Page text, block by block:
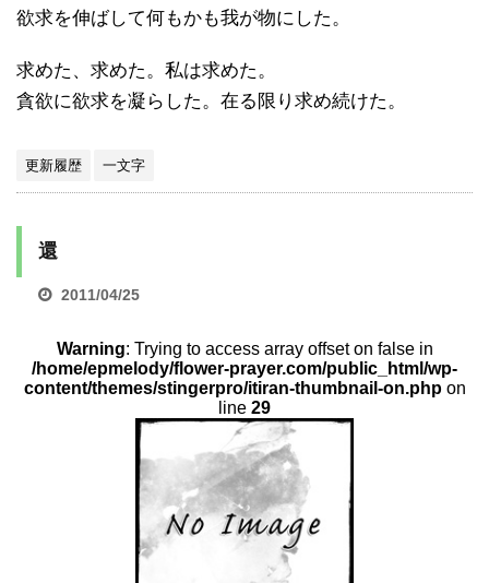
欲求を伸ばして何もかも我が物にした。
求めた、求めた。私は求めた。
貪欲に欲求を凝らした。在る限り求め続けた。
更新履歴 一文字
還
2011/04/25
Warning: Trying to access array offset on false in
/home/epmelody/flower-prayer.com/public_html/wp-
content/themes/stingerpro/itiran-thumbnail-on.phpon
line 29